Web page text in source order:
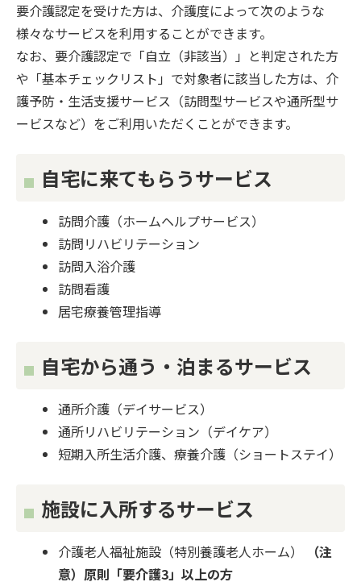
要介護認定を受けた方は、介護度によって次のような
様々なサービスを利用することができます。
なお、要介護認定で「自立（非該当）」と判定された方
や「基本チェックリスト」で対象者に該当した方は、介
護予防・生活支援サービス（訪問型サービスや通所型サ
ービスなど）をご利用いただくことができます。
自宅に来てもらうサービス
訪問介護（ホームヘルプサービス）
訪問リハビリテーション
訪問入浴介護
訪問看護
居宅療養管理指導
自宅から通う・泊まるサービス
通所介護（デイサービス）
通所リハビリテーション（デイケア）
短期入所生活介護、療養介護（ショートステイ）
施設に入所するサービス
介護老人福祉施設（特別養護老人ホーム）
（注
意）原則「要介護3」以上の方